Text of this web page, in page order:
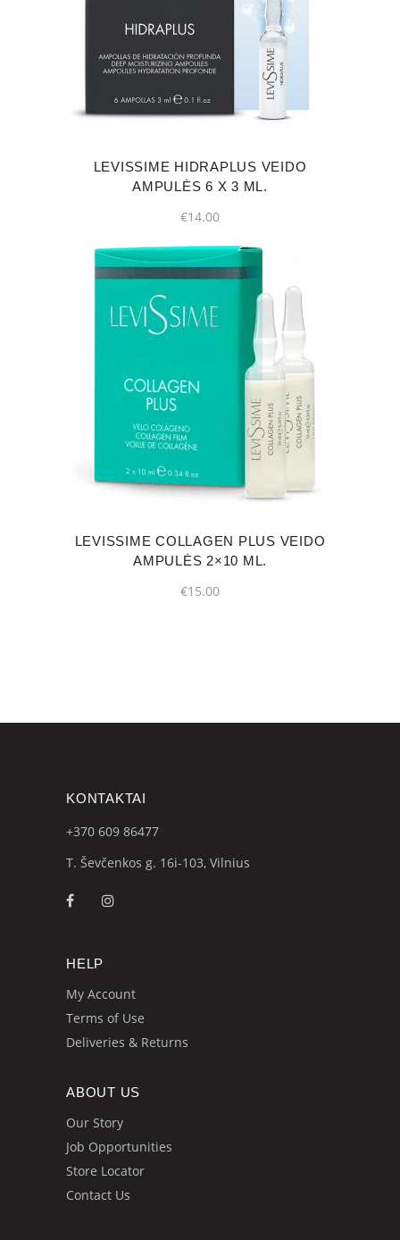
LEVISSIME HIDRAPLUS VEIDO
AMPULĖS 6 X 3 ML.
€14.00
LEVISSIME COLLAGEN PLUS VEIDO
AMPULĖS 2×10 ML.
€15.00
KONTAKTAI
+370 609 86477
T. Ševčenkos g. 16i-103, Vilnius
HELP
My Account
Terms of Use
Deliveries & Returns
ABOUT US
Our Story
Job Opportunities
Store Locator
Contact Us